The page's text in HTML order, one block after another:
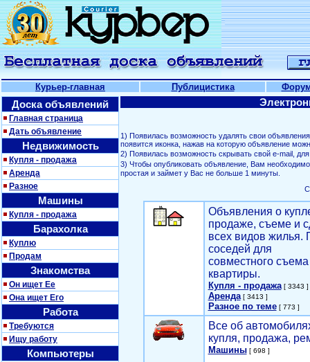
Курьер-главная Публицистика
Доска объявлений
Главная страница
Дать объявление
Недвижимость
Купля - продажа
Аренда
Разное
Машины
Купля - продажа
Барахолка
Куплю
Продам
Знакомства
Он ищет Ее
Она ищет Его
Работа
Требуются
Ищу работу
Компьютеры
1) Появилась возможность удалять свои
появится иконка, нажав на которую объявление
2) Появилась возможность скрывать свой е-mail,
3) Чтобы опубликовать объявление, Вам
простая и займет у Вас не больше 1 минуты.
Объявления о
продаже, съеме и
всех видов жилья.
соседей для
совместного съема
квартиры.
Купля - продажа[ 3343 ]
Аренда[ 3413 ]
Разное по теме[ 773 ]
Все об
купля, продажа,
Машины[ 698 ]